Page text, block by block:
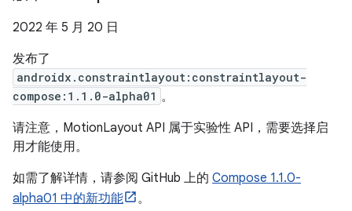
2022 年 5 月 20 日
发布了
androidx.constraintlayout:constraintlayout-
compose:1.1.0-alpha01 。
请注意，MotionLayout API 属于实验性 API，需要选择启
用才能使用。
如需了解详情，请参阅 GitHub 上的 Compose 1.1.0-
alpha01 中的新功能
。